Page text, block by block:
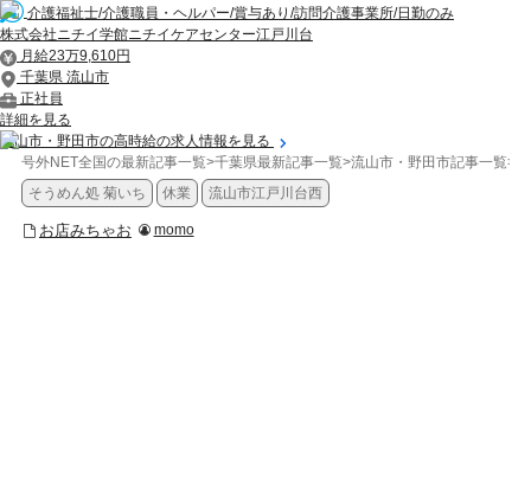
介護福祉士/介護職員・ヘルパー/賞与あり/訪問介護事業所/日勤のみ
株式会社ニチイ学館ニチイケアセンター江戸川台
月給23万9,610円
千葉県 流山市
正社員
詳細を見る
流山市・野田市の高時給の求人情報を見る
号外NET全国の最新記事一覧>千葉県最新記事一覧>流山市・野田市記事一覧>
そうめん処 菊いち
休業 流山市江戸川台西
お店みちゃお momo